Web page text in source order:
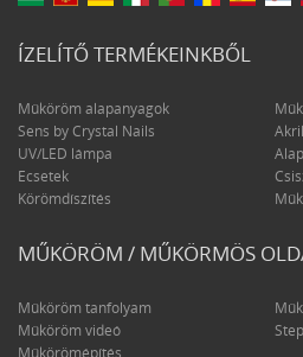
ÍZELÍTŐ TERMÉKEINKBŐL
Műköröm alapanyagok
Sens by Crystal Nails
UV/LED lámpa
Ecsetek
Körömdíszítés
MŰKÖRÖM / MŰKÖRMÖS
Műköröm tanfolyam
Műköröm videó
Műkörömépítés